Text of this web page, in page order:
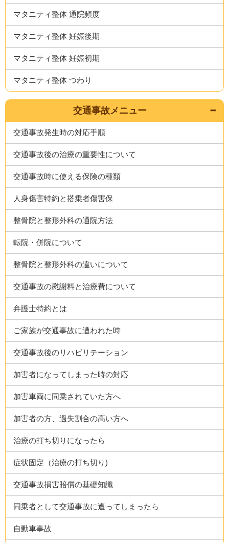
マタニティ整体 通院頻度
マタニティ整体 妊娠後期
マタニティ整体 妊娠初期
マタニティ整体 つわり
交通事故メニュー
交通事故発生時の対応手順
交通事故後の治療の重要性について
交通事故時に使える保険の種類
人身傷害特約と搭乗者傷害保
整骨院と整形外科の通院方法
転院・併院について
整骨院と整形外科の違いについて
交通事故の慰謝料と治療費について
弁護士特約とは
ご家族が交通事故に遭われた時
交通事故後のリハビリテーション
加害者になってしまった時の対応
加害車両に同乗されていた方へ
加害者の方、過失割合の高い方へ
治療の打ち切りになったら
症状固定（治療の打ち切り)
交通事故損害賠償の基礎知識
同乗者として交通事故に遭ってしまったら
自動車事故